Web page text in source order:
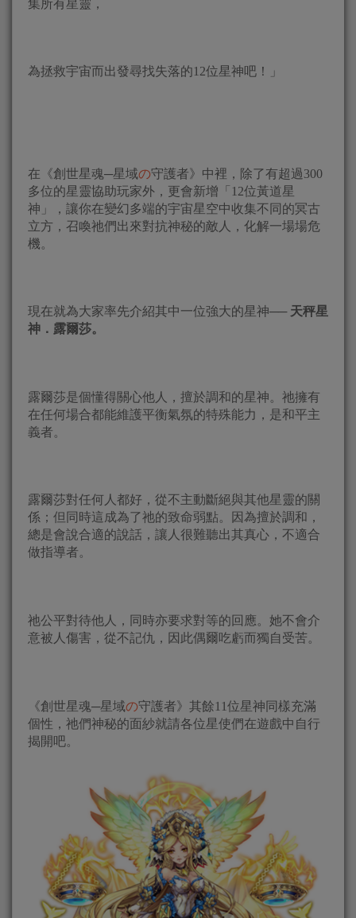
集所有星靈，
為拯救宇宙而出發尋找失落的12位星神吧！」
在《創世星魂─星域の守護者》中裡，除了有超過300
多位的星靈協助玩家外，更會新增「12位黃道星
神」，讓你在變幻多端的宇宙星空中收集不同的冥古
立方，召喚祂們出來對抗神秘的敵人，化解一場場危
機。
現在就為大家率先介紹其中一位強大的星神── 天秤星
神．露爾莎。
露爾莎是個懂得關心他人，擅於調和的星神。祂擁有
在任何場合都能維護平衡氣氛的特殊能力，是和平主
義者。
露爾莎對任何人都好，從不主動斷絕與其他星靈的關
係；但同時這成為了祂的致命弱點。因為擅於調和，
總是會說合適的說話，讓人很難聽出其真心，不適合
做指導者。
祂公平對待他人，同時亦要求對等的回應。她不會介
意被人傷害，從不記仇，因此偶爾吃虧而獨自受苦。
《創世星魂─星域の守護者》其餘11位星神同樣充滿
個性，祂們神秘的面紗就請各位星使們在遊戲中自行
揭開吧。